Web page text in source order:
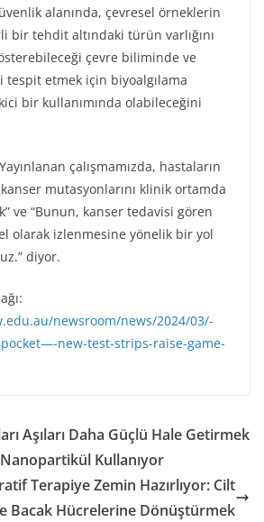
alanında, çevresel örneklerin
bir tehdit altındaki türün varlığını
çevre biliminde ve
etmek için biyoalgılama
bir kullanımında olabileceğini
çalışmamızda, hastaların
mutasyonlarını klinik ortamda
ve “Bunun, kanser tedavisi gören
olarak izlenmesine yönelik bir yol
diyor.
newsroom/news/2024/03/-
new-test-strips-raise-game-
Aşıları Daha Güçlü Hale Getirmek
Kullanıyor
Terapiye Zemin Hazırlıyor: Cilt
Bacak Hücrelerine Dönüştürmek